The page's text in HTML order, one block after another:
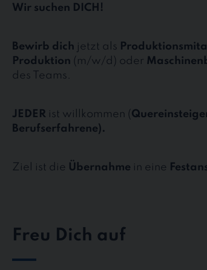
Wir suchen DICH!
Bewirb dich jetzt als
Produktion (m/w/d) oder
des Teams.
JEDER ist willkommen (
Berufserfahrene).
Ziel ist die Übernahme in eine
Freu Dich auf